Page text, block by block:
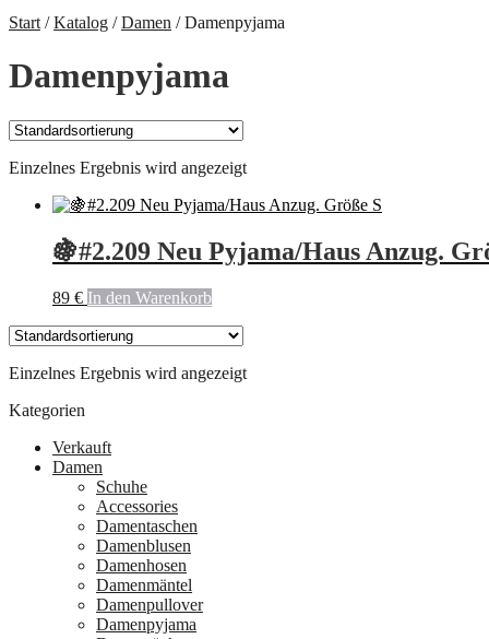
Start /Katalog /Damen /Damenpyjama
Damenpyjama
Einzelnes Ergebnis wird angezeigt
🍇#2.209 Neu Pyjama/Haus Anzug.
89 € In den Warenkorb
Einzelnes Ergebnis wird angezeigt
Kategorien
Verkauft
Damen
Schuhe
Accessories
Damentaschen
Damenblusen
Damenhosen
Damenmäntel
Damenpullover
Damenpyjama